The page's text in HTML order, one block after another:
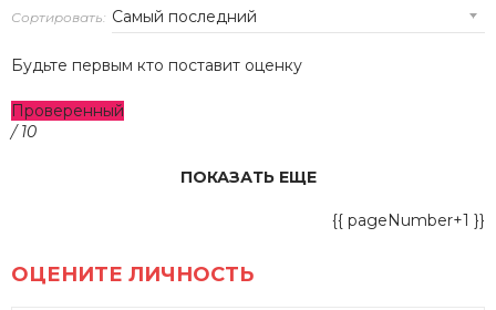
Сортировать:
Будьте первым кто поставит оценку
Проверенный
/ 10
ПОКАЗАТЬ ЕЩЕ
{{ pageNumber+1 }}
ОЦЕНИТЕ ЛИЧНОСТЬ